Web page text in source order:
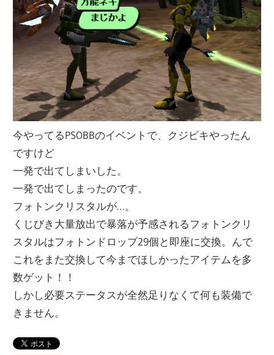
今やってるPSOBBのイベントで、クジビキやったん
ですけど
一発で出てしまいした。
一発で出てしまったのです。
フォトンクリスタルが…。
くじびき大量放出で暴落が予感されるフォトンクリ
スタルはフォトンドロップ29個と即座に交換。んで
これをまた交換して今までほしかったアイテムを多
数ゲット！！
しかし必要ステータスが全然足りなくて何も装備で
きません。